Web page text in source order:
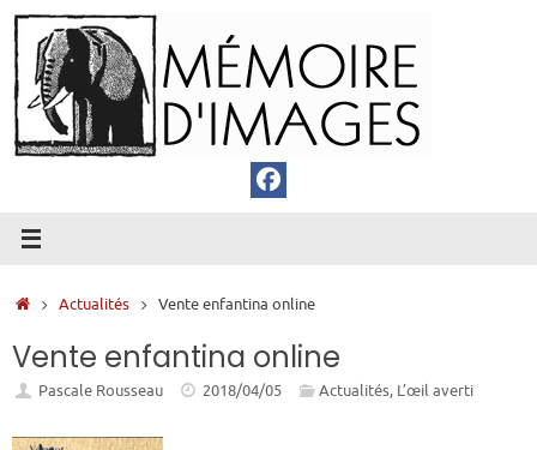
Passer
au
contenu
Accueil
Actualités Vente enfantina online
Vente enfantina online
Pascale Rousseau 2018/04/05 Actualités, L’œil averti